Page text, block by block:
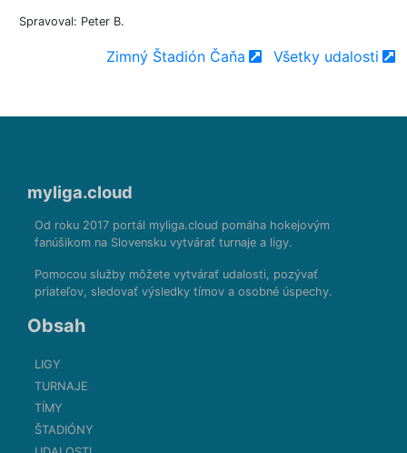
Spravoval: Peter B.
Zimný Štadión Čaňa Všetky udalosti
myliga.cloud
Od roku 2017 portál myliga.cloud pomáha hokejovým
fanúšikom na Slovensku vytvárať turnaje a ligy.
Pomocou služby môžete vytvárať udalosti, pozývať
priateľov, sledovať výsledky tímov a osobné úspechy.
Obsah
LIGY
TURNAJE
TÍMY
ŠTADIÓNY